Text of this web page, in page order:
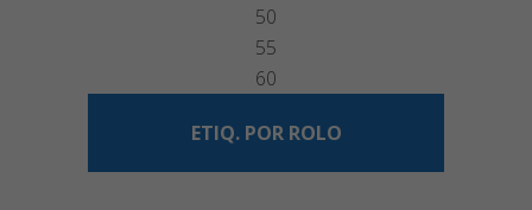
50
55
60
ETIQ. POR ROLO